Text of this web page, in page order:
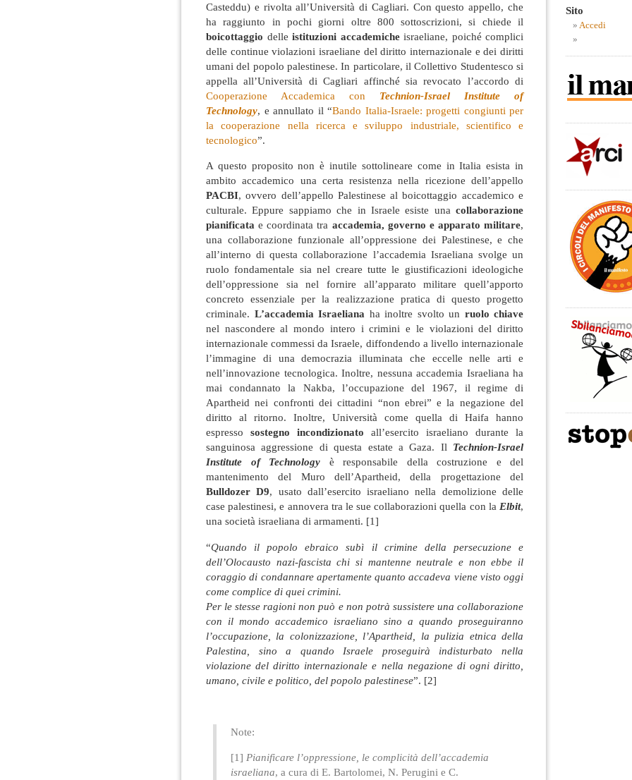
Casteddu) e rivolta all’Università di Cagliari. Con questo appello, che
ha raggiunto in pochi giorni oltre 800 sottoscrizioni, si chiede il
boicottaggio delle istituzioni accademicheisraeliane, poiché complici
delle continue violazioni israeliane del diritto internazionale e dei diritti
umani del popolo palestinese. In particolare, il Collettivo Studentesco si
appella all’Università di Cagliari affinché sia revocato l’accordo di
Cooperazione Accademica con Technion-Israel Institute of
Technology, e annullato il “Bando Italia-Israele: progetti congiunti per
la cooperazione nella ricerca e sviluppo industriale, scientifico e
tecnologico”.
A questo proposito non è inutile sottolineare come in Italia esista in
ambito accademico una certa resistenza nella ricezione dell’appello
PACBI, ovvero dell’appello Palestinese al boicottaggio accademico e
culturale. Eppure sappiamo che in Israele esiste una collaborazione
pianificata e coordinata tra accademia, governo e apparato militare,
una collaborazione funzionale all’oppressione dei Palestinese, e che
all’interno di questa collaborazione l’accademia Israeliana svolge un
ruolo fondamentale sia nel creare tutte le giustificazioni ideologiche
dell’oppressione sia nel fornire all’apparato militare quell’apporto
concreto essenziale per la realizzazione pratica di questo progetto
criminale. L’accademia Israeliana ha inoltre svolto un ruolo chiave
nel nascondere al mondo intero i crimini e le violazioni del diritto
internazionale commessi da Israele, diffondendo a livello internazionale
l’immagine di una democrazia illuminata che eccelle nelle arti e
nell’innovazione tecnologica. Inoltre, nessuna accademia Israeliana ha
mai condannato la Nakba, l’occupazione del 1967, il regime di
Apartheid nei confronti dei cittadini “non ebrei” e la negazione del
diritto al ritorno. Inoltre, Università come quella di Haifa hanno
espresso sostegno incondizionato all’esercito israeliano durante la
sanguinosa aggressione di questa estate a Gaza. Il Technion-Israel
Institute of Technology è responsabile della costruzione e del
mantenimento del Muro dell’Apartheid, della progettazione del
Bulldozer D9, usato dall’esercito israeliano nella demolizione delle
case palestinesi, e annovera tra le sue collaborazioni quella con la Elbit,
una società israeliana di armamenti. [1]
“Quando il popolo ebraico subì il crimine della persecuzione e
dell’Olocausto nazi-fascista chi si mantenne neutrale e non ebbe il
coraggio di condannare apertamente quanto accadeva viene visto oggi
come complice di quei crimini.
Per le stesse ragioni non può e non potrà sussistere una collaborazione
con il mondo accademico israeliano sino a quando proseguiranno
l’occupazione, la colonizzazione, l’Apartheid, la pulizia etnica della
Palestina, sino a quando Israele proseguirà indisturbato nella
violazione del diritto internazionale e nella negazione di ogni diritto,
umano, civile e politico, del popolo palestinese”. [2]
Note:
[1] Pianificare l’oppressione, le complicità dell’accademia
israeliana, a cura di E. Bartolomei, N. Perugini e C.
Sito
Accedi